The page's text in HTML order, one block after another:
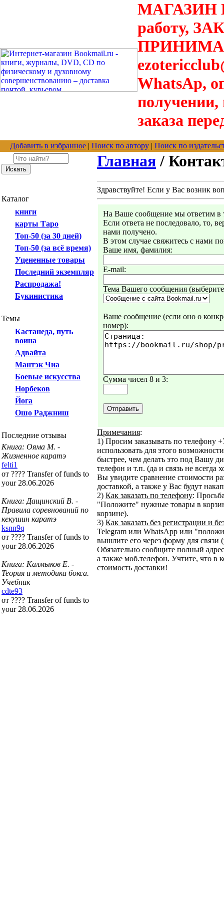
МАГАЗИН
работу,
WhatsAp,
получении,
заказа
Добавить в избранное | Поиск по автору | Поиск по
Каталог
книги
карты Таро
Топ-50 (за 30 дней)
Топ-50 (за всё время)
Уцененные товары
Последний экземпляр
Распродажа!
Букинистика
Темы
Кастанеда, путь
воина
Адвайта
Мантэк Чиа
Боевые искусства
Норбеков
Йога
Ошо Раджниш
Последние отзывы
Книга: Ояма М. -
Жизненное каратэ
felti1
от ???? Transfer of funds to
your 28.06.2026
Книга: Дащинский В. -
Правила соревнований по
кекушин каратэ
ksnn9q
от ???? Transfer of funds to
your 28.06.2026
Книга: Калмыков Е. -
Теория и методика бокса.
Учебник
cdte93
от ???? Transfer of funds to
your 28.06.2026
Главная /
Здравствуйте! Если у Вас возник
На Ваше сообщение мы ответим в
Если ответа не последовало, то,
нами получено.
В этом случае свяжитесь с нами
Ваше имя, фамилия:
E-mail:
Тема Вашего сообщения
Ваше сообщение (если оно о
номер):
Сумма чисел 8 и 3:
Примечания:
1) Просим заказывать по телефону
использовать для этого
быстрее, чем делать это под Вашу
телефон и т.п. (да и связь не всегда
Вы увидите сравнение стоимости
доставкой, а также у Вас будут
2) Как заказать по телефону:
"Положите" нужные товары в
корзине).
3) Как заказать без регистрации и
Telegram или WhatsApp или
вышлите его через форму для связи
Обязательно сообщите полный
а также моб.телефон. Учтите, что в
стоимость доставки!